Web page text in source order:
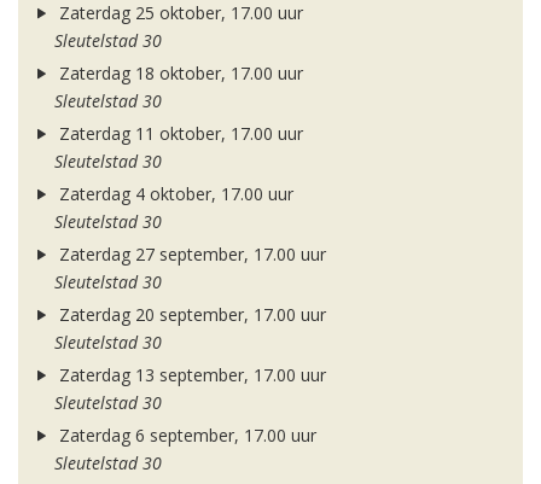
Zaterdag 25 oktober, 17.00 uur
Sleutelstad 30
Zaterdag 18 oktober, 17.00 uur
Sleutelstad 30
Zaterdag 11 oktober, 17.00 uur
Sleutelstad 30
Zaterdag 4 oktober, 17.00 uur
Sleutelstad 30
Zaterdag 27 september, 17.00 uur
Sleutelstad 30
Zaterdag 20 september, 17.00 uur
Sleutelstad 30
Zaterdag 13 september, 17.00 uur
Sleutelstad 30
Zaterdag 6 september, 17.00 uur
Sleutelstad 30